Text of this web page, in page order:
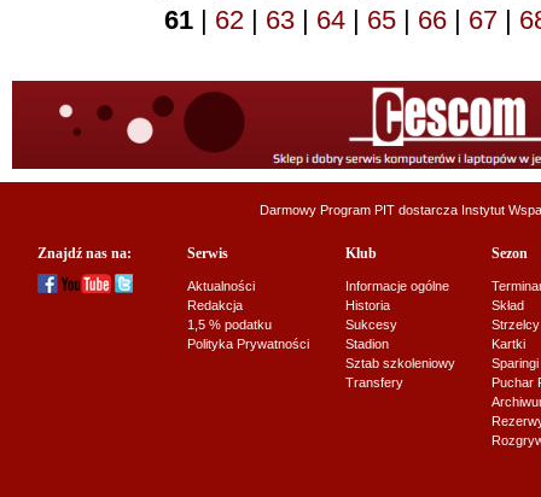
61 | 62 | 63 | 64 | 65 | 66 | 67 |
Darmowy Program PIT dostarcza Instytut
Znajdź nas na: Serwis
Aktualności
Redakcja
1,5 % podatku
Polityka Prywatności
Klub
Informacje ogólne
Historia
Sukcesy
Stadion
Sztab szkoleniowy
Transfery
Sezon
Skład
Strzelcy
Kartki
Sparingi
Puchar